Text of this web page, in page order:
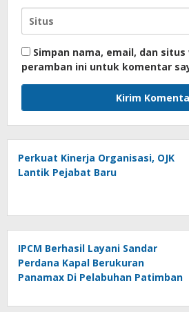
Simpan nama, email, dan situs
peramban ini untuk komentar
Perkuat Kinerja Organisasi, OJK
Lantik Pejabat Baru
IPCM Berhasil Layani Sandar
Perdana Kapal Berukuran
Panamax Di Pelabuhan Patimban